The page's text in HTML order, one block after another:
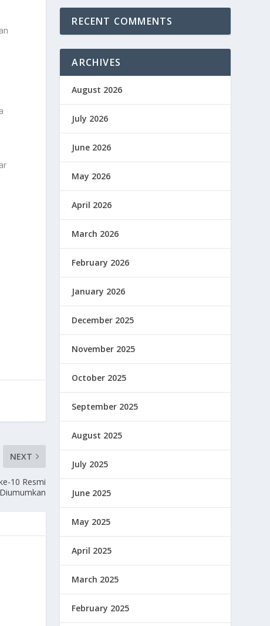
NEXT
10 Resmi
Diumumkan
RECENT COMMENTS
ARCHIVES
August 2026
July 2026
June 2026
May 2026
April 2026
March 2026
February 2026
January 2026
December 2025
November 2025
October 2025
September 2025
August 2025
July 2025
June 2025
May 2025
April 2025
March 2025
February 2025